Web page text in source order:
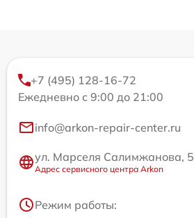
+7 (495) 128-16-72
Ежедневно с 9:00 до 21:00
info@arkon-repair-center.ru
ул. Марселя Салимжанова, 5
Адрес сервисного центра Arkon
Режим работы: